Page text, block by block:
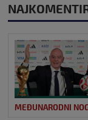
MEĐUNARODNI